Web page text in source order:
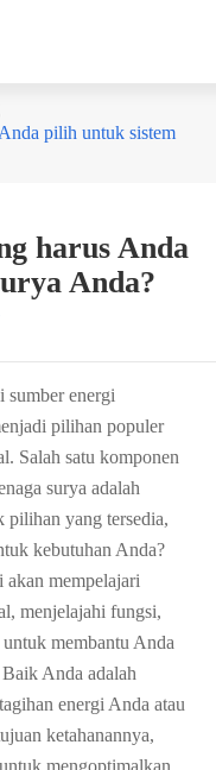
pilih untuk sistem
harus Anda
Anda?
sumber energi
pilihan populer
Salah satu komponen
surya adalah
pilihan yang tersedia,
kebutuhan Anda?
mempelajari
menjelajahi fungsi,
membantu Anda
Anda adalah
energi Anda atau
ketahanannya,
mengoptimalkan